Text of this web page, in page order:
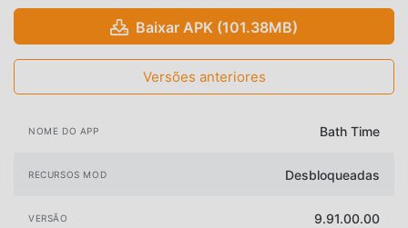
Baixar APK (101.38MB)
Versões anteriores
NOME DO APP Bath Time
RECURSOS MOD Desbloqueadas
VERSÃO 9.91.00.00